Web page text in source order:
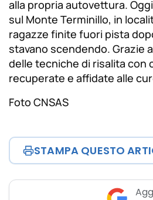
alla propria autovettura.
sul Monte Terminillo, in
ragazze finite fuori pista
stavano scendendo. Grazie
delle tecniche di risalita con
recuperate e affidate alle
Foto CNSAS
STAMPA QUESTO